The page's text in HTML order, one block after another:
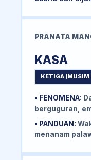
PRANATA
KASA
KETIGA (MUSIM
• FENOMENA:
berguguran,
• PANDUAN:
menanam